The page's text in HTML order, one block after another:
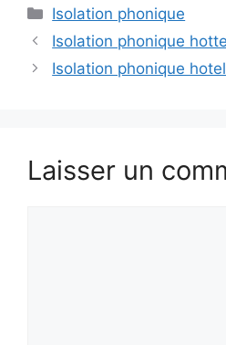
Catégories
Isolation phonique
Isolation phonique hotte
Isolation phonique hotel
Laisser un